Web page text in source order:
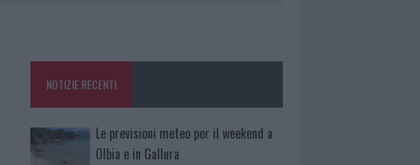
NOTIZIE RECENTI
Le previsioni meteo per il weekend a
Olbia e in Gallura